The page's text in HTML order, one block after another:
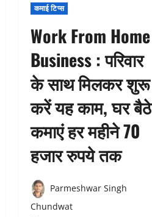
कमाई टिप्स
Work From Home
Business : परिवार
के साथ मिलकर शुरू
करें यह काम, घर बैठे
कमाएं हर महीने 70
हजार रुपये तक
Parmeshwar Singh
Chundwat